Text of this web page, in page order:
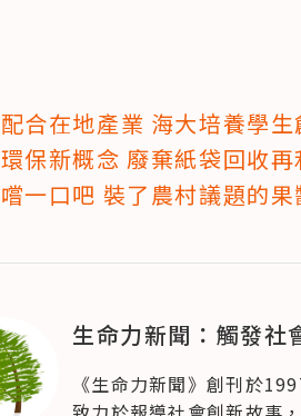
配合在地產業 海大培養學生
環保新概念 廢棄紙袋回收再
嚐一口吧 裝了農村議題的果
生命力新聞：觸發社
《生命力新聞》創刊於